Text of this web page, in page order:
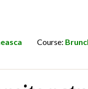
Course: